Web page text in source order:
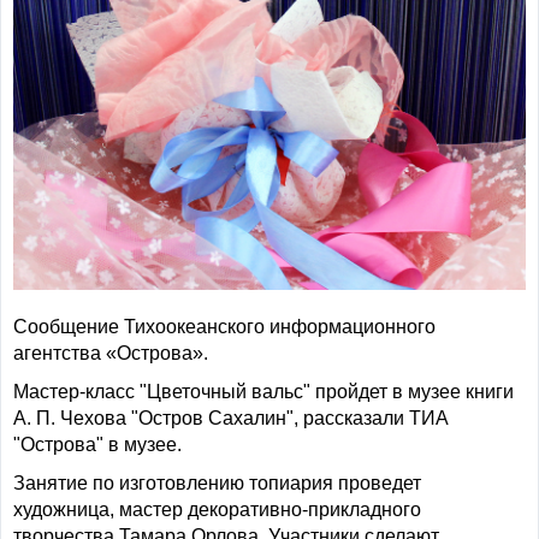
Сообщение Тихоокеанского информационного
агентства «Острова».
Мастер-класс "Цветочный вальс" пройдет в музее книги
А. П. Чехова "Остров Сахалин", рассказали ТИА
"Острова" в музее.
Занятие по изготовлению топиария проведет
художница, мастер декоративно-прикладного